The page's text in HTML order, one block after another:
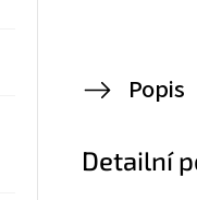
Popis
Detailní